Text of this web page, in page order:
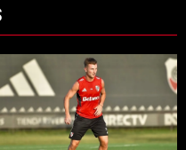
el silencio: Francisco
Un artículo de tendencia con el